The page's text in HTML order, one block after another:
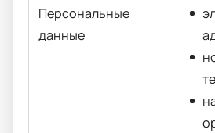
Персональные
данные